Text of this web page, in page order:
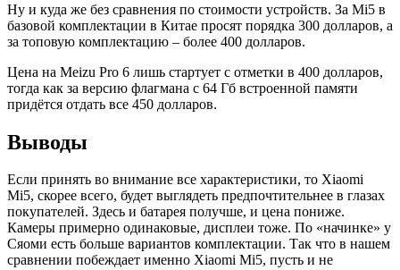
Ну и куда же без сравнения по стоимости устройств. За Mi5 в
базовой комплектации в Китае просят порядка 300 долларов, а
за топовую комплектацию – более 400 долларов.
Цена на Meizu Pro 6 лишь стартует с отметки в 400 долларов,
тогда как за версию флагмана с 64 Гб встроенной памяти
придётся отдать все 450 долларов.
Выводы
Если принять во внимание все характеристики, то Xiaomi
Mi5, скорее всего, будет выглядеть предпочтительнее в глазах
покупателей. Здесь и батарея получше, и цена пониже.
Камеры примерно одинаковые, дисплеи тоже. По «начинке» у
Сяоми есть больше вариантов комплектации. Так что в нашем
сравнении побеждает именно Xiaomi Mi5, пусть и не